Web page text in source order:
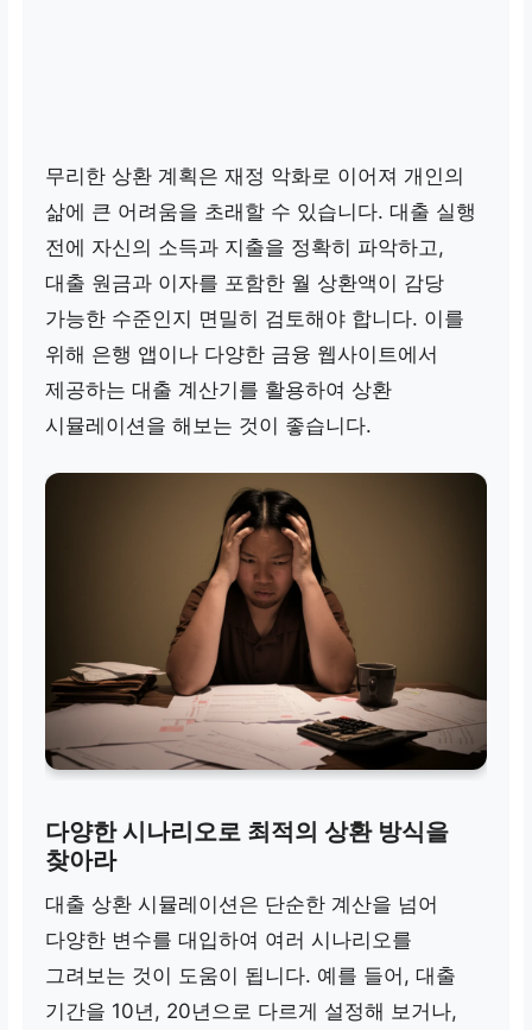
무리한 상환 계획은 재정 악화로 이어져 개인의
삶에 큰 어려움을 초래할 수 있습니다. 대출 실행
전에 자신의 소득과 지출을 정확히 파악하고,
대출 원금과 이자를 포함한 월 상환액이 감당
가능한 수준인지 면밀히 검토해야 합니다. 이를
위해 은행 앱이나 다양한 금융 웹사이트에서
제공하는 대출 계산기를 활용하여 상환
시뮬레이션을 해보는 것이 좋습니다.
다양한 시나리오로 최적의 상환 방식을
찾아라
대출 상환 시뮬레이션은 단순한 계산을 넘어
다양한 변수를 대입하여 여러 시나리오를
그려보는 것이 도움이 됩니다. 예를 들어, 대출
기간을 10년, 20년으로 다르게 설정해 보거나,